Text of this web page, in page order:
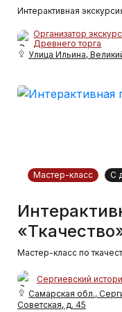
Интерактивная
Организатор
Древнего торга
Улица Ильина,
Мастер-класс С
Мастер-класс по
Сергиевский
Самарская обл.,
Советская, д. 45